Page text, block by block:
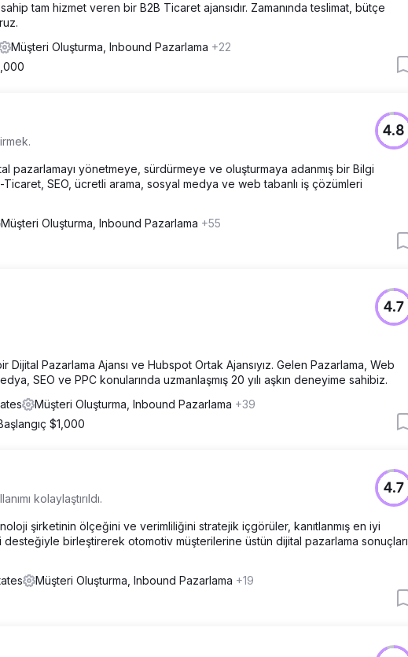
tam hizmet veren bir B2B Ticaret ajansıdır. Zamanında teslimat, bütçe
Müşteri Oluşturma, Inbound Pazarlama +22
4.8
pazarlamayı yönetmeye, sürdürmeye ve oluşturmaya adanmış bir Bilgi
SEO, ücretli arama, sosyal medya ve web tabanlı iş çözümleri
Müşteri Oluşturma, Inbound Pazarlama +55
4.7
Pazarlama Ajansı ve Hubspot Ortak Ajansıyız. Gelen Pazarlama, Web
SEO ve PPC konularında uzmanlaşmış 20 yılı aşkın deneyime sahibiz.
Müşteri Oluşturma, Inbound Pazarlama +39
$1,000
kolaylaştırıldı.
4.7
şirketinin ölçeğini ve verimliliğini stratejik içgörüler, kanıtlanmış en iyi
birleştirerek otomotiv müşterilerine üstün dijital pazarlama sonuçları
Müşteri Oluşturma, Inbound Pazarlama +19